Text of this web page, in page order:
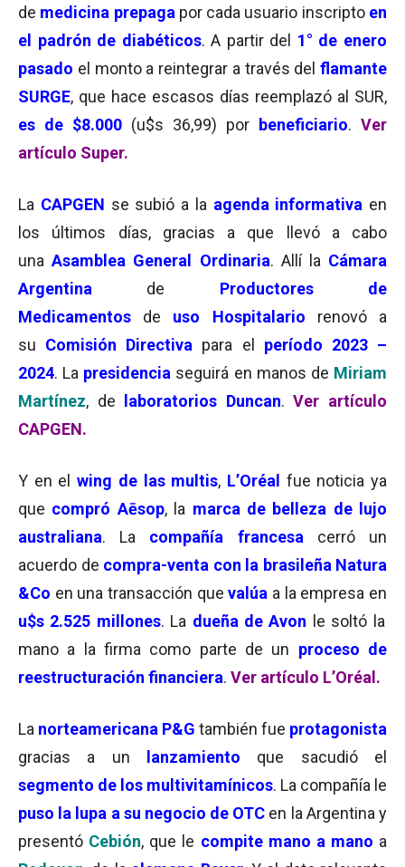
de medicina prepaga por cada usuario inscripto en
el padrón de diabéticos. A partir del 1° de enero
pasado el monto a reintegrar a través del flamante
SURGE, que hace escasos días reemplazó al SUR,
es de $8.000 (u$s 36,99) por beneficiario. Ver
artículo Super.
La CAPGEN se subió a la agenda informativa en
los últimos días, gracias a que llevó a cabo
una Asamblea General Ordinaria. Allí la Cámara
Argentina de
Productores de
Medicamentos de uso Hospitalario
renovó a
su Comisión Directiva para el
período 2023 –
2024. La presidencia seguirá en manos de Miriam
Martínez, de laboratorios Duncan.Ver artículo
CAPGEN.
Y en elwing de las multis, L’Oréal
fue noticia ya
que compró Aēsop, la marca de belleza de lujo
australiana. La compañía francesa cerró un
acuerdo de compra-venta con la brasileña Natura
&Co en una transacción quevalúa a la empresa en
u$s 2.525 millones. La dueña de Avon le soltó la
mano a la firma como parte de un proceso de
reestructuración financiera. Ver artículo L’Oréal.
La norteamericana P&G también fue protagonista
gracias a un
lanzamiento que sacudió el
segmento de los multivitamínicos. La compañía le
puso la lupa a su negocio de OTC en la Argentina y
presentó Cebión, que le compite mano a mano a